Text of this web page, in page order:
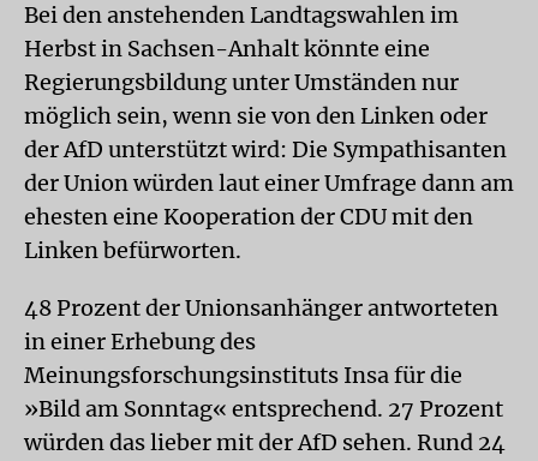
Bei den anstehenden Landtagswahlen im
Herbst in Sachsen-Anhalt könnte eine
Regierungsbildung unter Umständen nur
möglich sein, wenn sie von den Linken oder
der AfD unterstützt wird: Die Sympathisanten
der Union würden laut einer Umfrage dann am
ehesten eine Kooperation der CDU mit den
Linken befürworten.
48 Prozent der Unionsanhänger antworteten
in einer Erhebung des
Meinungsforschungsinstituts Insa für die
»Bild am Sonntag« entsprechend. 27 Prozent
würden das lieber mit der AfD sehen. Rund 24